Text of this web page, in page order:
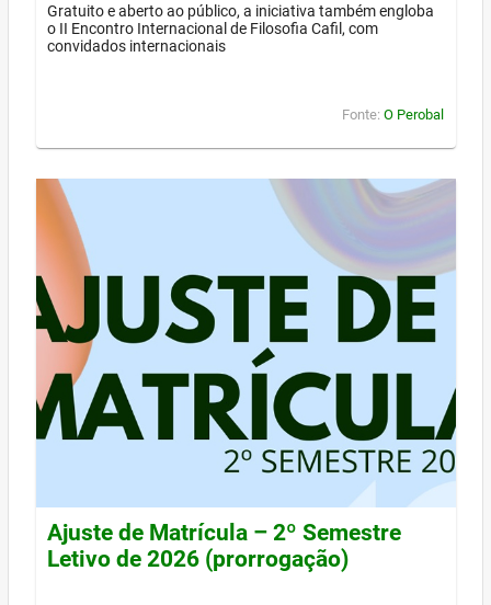
Gratuito e aberto ao público, a iniciativa também engloba
o II Encontro Internacional de Filosofia Cafil, com
convidados internacionais
Fonte: O Perobal
Ajuste de Matrícula – 2º Semestre
Letivo de 2026 (prorrogação)